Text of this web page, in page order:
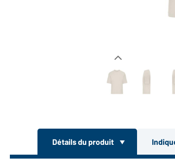
Détails du produit